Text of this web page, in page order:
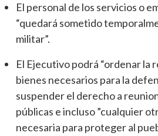
El personal de los servicios o
“quedará sometido
militar”.
El Ejecutivo podrá “ordenar la
bienes necesarios para la
suspender el derecho a
públicas e incluso ”cualquier
necesaria para proteger al